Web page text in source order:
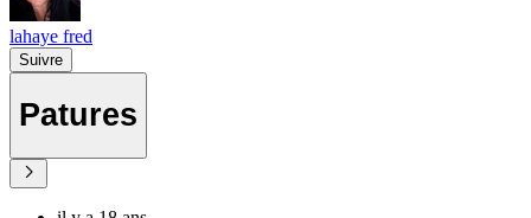
lahaye fred
Suivre
Patures